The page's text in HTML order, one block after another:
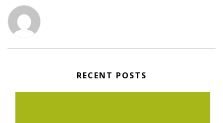
RECENT POSTS